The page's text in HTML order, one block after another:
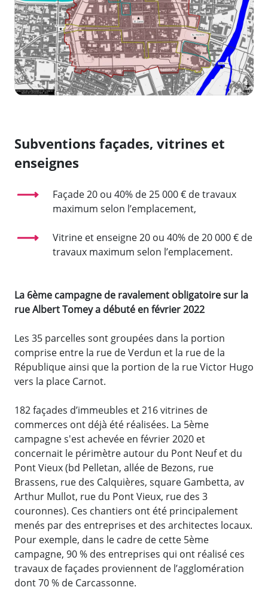
Subventions façades, vitrines et
enseignes
Façade 20 ou 40% de 25 000 € de travaux
maximum selon l’emplacement,
Vitrine et enseigne 20 ou 40% de 20 000 € de
travaux maximum selon l’emplacement.
La 6ème campagne de ravalement obligatoire sur la
rue Albert Tomey a débuté en février 2022
Les 35 parcelles sont groupées dans la portion
comprise entre la rue de Verdun et la rue de la
République ainsi que la portion de la rue Victor Hugo
vers la place Carnot.
182 façades d’immeubles et 216 vitrines de
commerces ont déjà été réalisées. La 5ème
campagne s'est achevée en février 2020 et
concernait le périmètre autour du Pont Neuf et du
Pont Vieux (bd Pelletan, allée de Bezons, rue
Brassens, rue des Calquières, square Gambetta, av
Arthur Mullot, rue du Pont Vieux, rue des 3
couronnes). Ces chantiers ont été principalement
menés par des entreprises et des architectes locaux.
Pour exemple, dans le cadre de cette 5ème
campagne, 90 % des entreprises qui ont réalisé ces
travaux de façades proviennent de l’agglomération
dont 70 % de Carcassonne.